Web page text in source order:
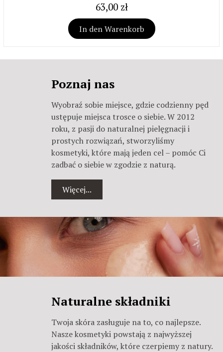
63,00 zł
In den Warenkorb
Poznaj nas
Wyobraź sobie miejsce, gdzie codzienny pęd
ustępuje miejsca trosce o siebie. W 2012
roku, z pasji do naturalnej pielęgnacji i
prostych rozwiązań, stworzyliśmy
kosmetyki, które mają jeden cel – pomóc Ci
zadbać o siebie w zgodzie z naturą.
Więcej...
Naturalne składniki
Twoja skóra zasługuje na to, co najlepsze.
Nasze kosmetyki powstają z najwyższej
jakości składników, które czerpiemy z natury.